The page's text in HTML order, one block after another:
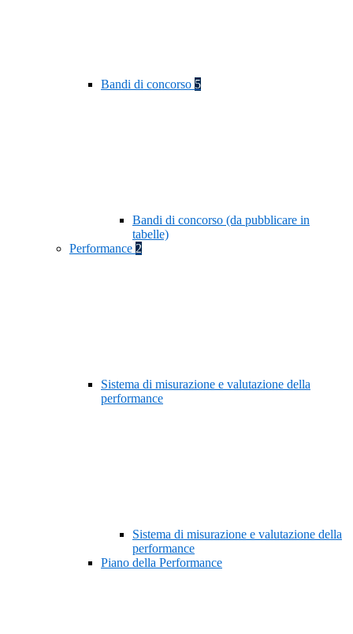
Bandi di concorso 5
Bandi di concorso (da pubblicare in
tabelle)
Performance 2
Sistema di misurazione e valutazione della
performance
Sistema di misurazione e valutazione della
performance
Piano della Performance